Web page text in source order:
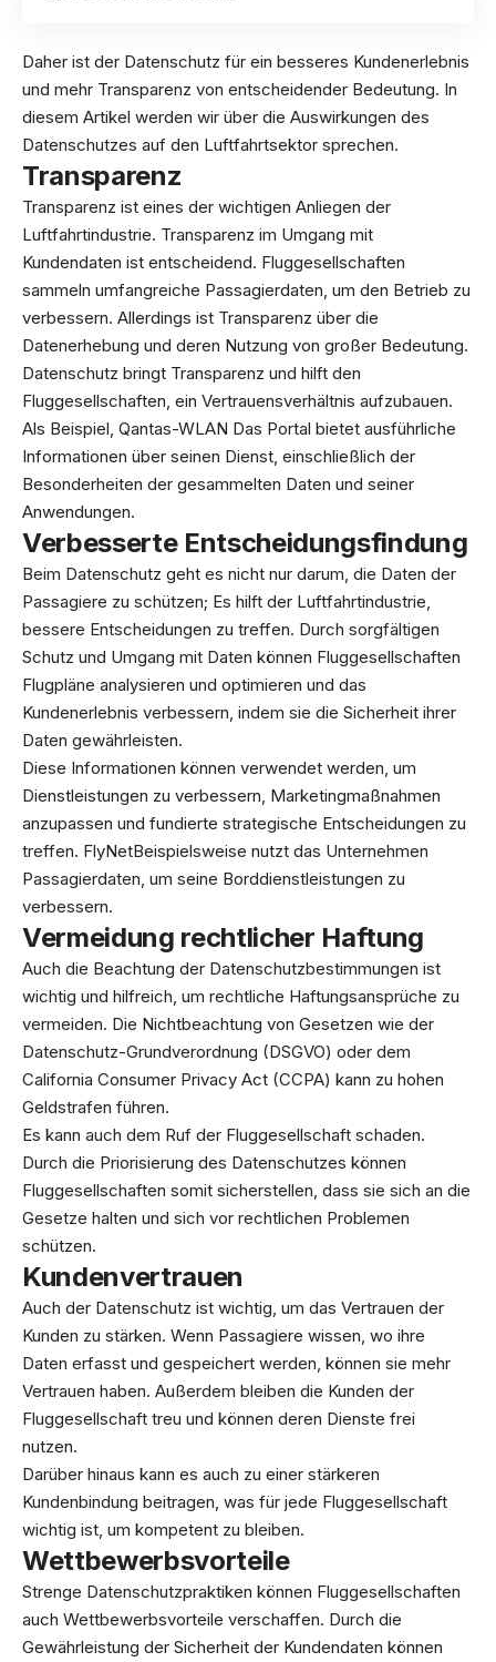
Daher ist der Datenschutz für ein besseres Kundenerlebnis
und mehr Transparenz von entscheidender Bedeutung. In
diesem Artikel werden wir über die Auswirkungen des
Datenschutzes auf den Luftfahrtsektor sprechen.
Transparenz
Transparenz ist eines der wichtigen Anliegen der
Luftfahrtindustrie. Transparenz im Umgang mit
Kundendaten ist entscheidend. Fluggesellschaften
sammeln umfangreiche Passagierdaten, um den Betrieb zu
verbessern. Allerdings ist Transparenz über die
Datenerhebung und deren Nutzung von großer Bedeutung.
Datenschutz bringt Transparenz und hilft den
Fluggesellschaften, ein Vertrauensverhältnis aufzubauen.
Als Beispiel, Qantas-WLAN Das Portal bietet ausführliche
Informationen über seinen Dienst, einschließlich der
Besonderheiten der gesammelten Daten und seiner
Anwendungen.
Verbesserte Entscheidungsfindung
Beim Datenschutz geht es nicht nur darum, die Daten der
Passagiere zu schützen; Es hilft der Luftfahrtindustrie,
bessere Entscheidungen zu treffen. Durch sorgfältigen
Schutz und Umgang mit Daten können Fluggesellschaften
Flugpläne analysieren und optimieren und das
Kundenerlebnis verbessern, indem sie die Sicherheit ihrer
Daten gewährleisten.
Diese Informationen können verwendet werden, um
Dienstleistungen zu verbessern, Marketingmaßnahmen
anzupassen und fundierte strategische Entscheidungen zu
treffen. FlyNetBeispielsweise nutzt das Unternehmen
Passagierdaten, um seine Borddienstleistungen zu
verbessern.
Vermeidung rechtlicher Haftung
Auch die Beachtung der Datenschutzbestimmungen ist
wichtig und hilfreich, um rechtliche Haftungsansprüche zu
vermeiden. Die Nichtbeachtung von Gesetzen wie der
Datenschutz-Grundverordnung (DSGVO) oder dem
California Consumer Privacy Act (CCPA) kann zu hohen
Geldstrafen führen.
Es kann auch dem Ruf der Fluggesellschaft schaden.
Durch die Priorisierung des Datenschutzes können
Fluggesellschaften somit sicherstellen, dass sie sich an die
Gesetze halten und sich vor rechtlichen Problemen
schützen.
Kundenvertrauen
Auch der Datenschutz ist wichtig, um das Vertrauen der
Kunden zu stärken. Wenn Passagiere wissen, wo ihre
Daten erfasst und gespeichert werden, können sie mehr
Vertrauen haben. Außerdem bleiben die Kunden der
Fluggesellschaft treu und können deren Dienste frei
nutzen.
Darüber hinaus kann es auch zu einer stärkeren
Kundenbindung beitragen, was für jede Fluggesellschaft
wichtig ist, um kompetent zu bleiben.
Wettbewerbsvorteile
Strenge Datenschutzpraktiken können Fluggesellschaften
auch Wettbewerbsvorteile verschaffen. Durch die
Gewährleistung der Sicherheit der Kundendaten können